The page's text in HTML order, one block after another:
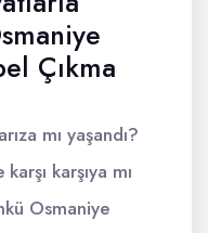
Çıkma
mı yaşandı?
karşıya mı
Osmaniye